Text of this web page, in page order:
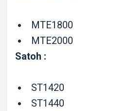
MTE1800
MTE2000
Satoh :
ST1420
ST1440